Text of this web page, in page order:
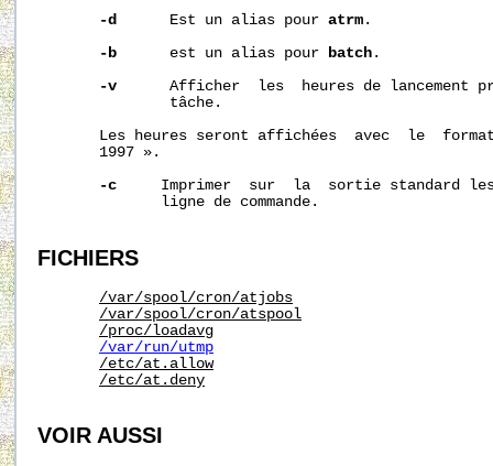
-d
      Est un alias pour
atrm .
-b
      est un alias pour
batch .
-v
Afficher  les  heures de lancement
               tâche.
Les heures seront affichées  avec  le
       1997 ».
-c
Imprimer  sur  la  sortie standard
              ligne de commande.
FICHIERS
/var/spool/cron/atjobs
/var/spool/cron/atspool
/proc/loadavg
/var/run/utmp
/etc/at.allow
/etc/at.deny
VOIR AUSSI